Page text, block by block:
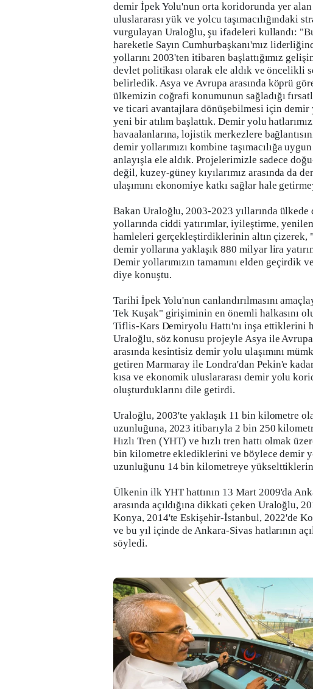
demir İpek Yolu'nun orta koridorunda yer
uluslararası yük ve yolcu taşımacılığındaki
vurgulayan Uraloğlu, şu ifadeleri kullandı:
hareketle Sayın Cumhurbaşkanı'mız
yollarını 2003'ten itibaren başlattığımız
devlet politikası olarak ele aldık ve öncelikli
belirledik. Asya ve Avrupa arasında köprü
ülkemizin coğrafi konumunun sağladığı
ve ticari avantajlara dönüşebilmesi için demir
yeni bir atılım başlattık. Demir yolu
havaalanlarına, lojistik merkezlere
demir yollarımızı kombine taşımacılığa
anlayışla ele aldık. Projelerimizle sadece
değil, kuzey-güney kıyılarımız arasında da
ulaşımını ekonomiye katkı sağlar hale
Bakan Uraloğlu, 2003-2023 yıllarında ülkede
yollarında ciddi yatırımlar, iyileştirme,
hamleleri gerçekleştirdiklerinin altın çizerek,
demir yollarına yaklaşık 880 milyar lira
Demir yollarımızın tamamını elden geçirdik
diye konuştu.
Tarihi İpek Yolu'nun canlandırılmasını
Tek Kuşak" girişiminin en önemli halkasını
Tiflis-Kars Demiryolu Hattı'nı inşa ettiklerini
Uraloğlu, söz konusu projeyle Asya ile Avrupa
arasında kesintisiz demir yolu ulaşımını
getiren Marmaray ile Londra'dan Pekin'e
kısa ve ekonomik uluslararası demir yolu
oluşturduklarını dile getirdi.
Uraloğlu, 2003'te yaklaşık 11 bin kilometre
uzunluğuna, 2023 itibarıyla 2 bin 250
Hızlı Tren (YHT) ve hızlı tren hattı olmak
bin kilometre eklediklerini ve böylece demir
uzunluğunu 14 bin kilometreye
Ülkenin ilk YHT hattının 13 Mart 2009'da
arasında açıldığına dikkati çeken Uraloğlu,
Konya, 2014'te Eskişehir-İstanbul, 2022'de
ve bu yıl içinde de Ankara-Sivas hatlarının
söyledi.